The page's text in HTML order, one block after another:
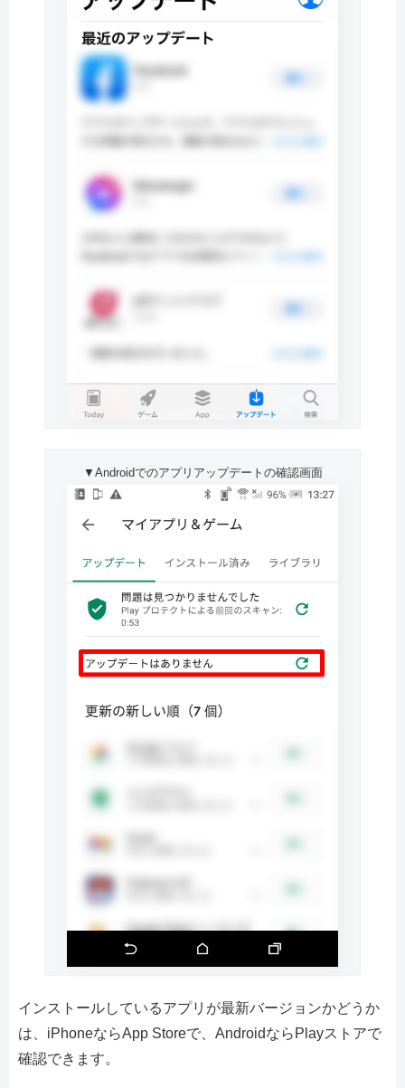
▼Androidでのアプリアップデートの確認画面
インストールしているアプリが最新バージョンかどうか
は、iPhoneならApp Storeで、AndroidならPlayストアで
確認できます。